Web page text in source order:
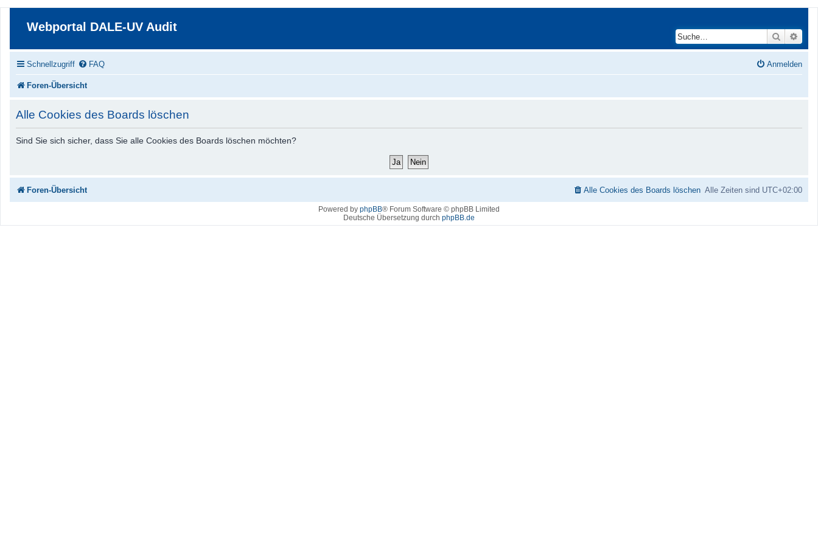
Webportal DALE-UV Audit
Suche
Schnellzugriff FAQ Anmelden
Foren-Übersicht
Alle Cookies des Boards löschen
Sind Sie sich sicher, dass Sie alle Cookies des Boards löschen möchten?
Foren-Übersicht Alle Zeiten sind UTC+02:00
Alle Cookies des Boards löschen
Powered by phpBB® Forum Software © phpBB Limited
Deutsche Übersetzung durch phpBB.de